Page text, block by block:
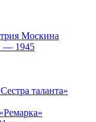
Москина
— 1945
таланта»